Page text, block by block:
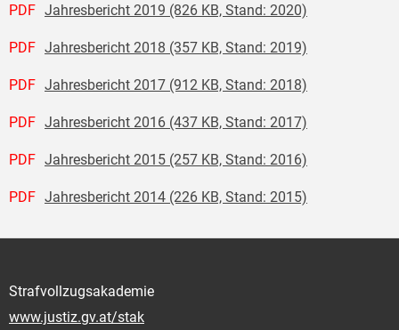
PDF Jahresbericht 2019 (826 KB, Stand: 2020)
PDF Jahresbericht 2018 (357 KB, Stand: 2019)
PDF Jahresbericht 2017 (912 KB, Stand: 2018)
PDF Jahresbericht 2016 (437 KB, Stand: 2017)
PDF Jahresbericht 2015 (257 KB, Stand: 2016)
PDF Jahresbericht 2014 (226 KB, Stand: 2015)
Strafvollzugsakademie
www.justiz.gv.at/stak